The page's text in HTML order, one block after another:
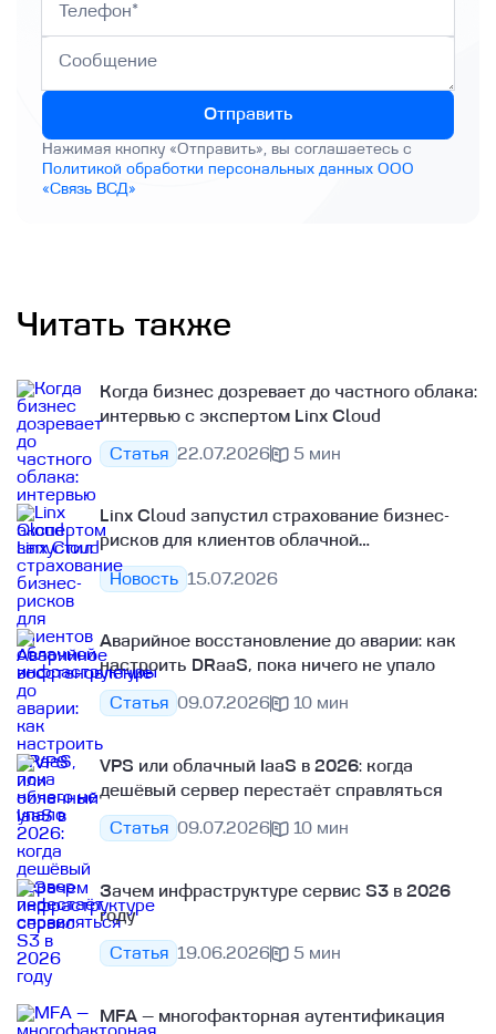
Отправить
Нажимая кнопку «Отправить», вы соглашаетесь с
Политикой обработки персональных данных ООО
«Связь ВСД»
Читать также
Когда бизнес дозревает до частного облака:
интервью с экспертом Linx Cloud
Статья 22.07.2026 5 мин
Linx Cloud запустил страхование бизнес-
рисков для клиентов облачной
инфраструктуры
Новость 15.07.2026
Аварийное восстановление до аварии: как
настроить DRaaS, пока ничего не упало
Статья 09.07.2026 10 мин
VPS или облачный IaaS в 2026: когда
дешёвый сервер перестаёт справляться
Статья 09.07.2026 10 мин
Зачем инфраструктуре сервис S3 в 2026
году
Статья 19.06.2026 5 мин
MFA — многофакторная аутентификация